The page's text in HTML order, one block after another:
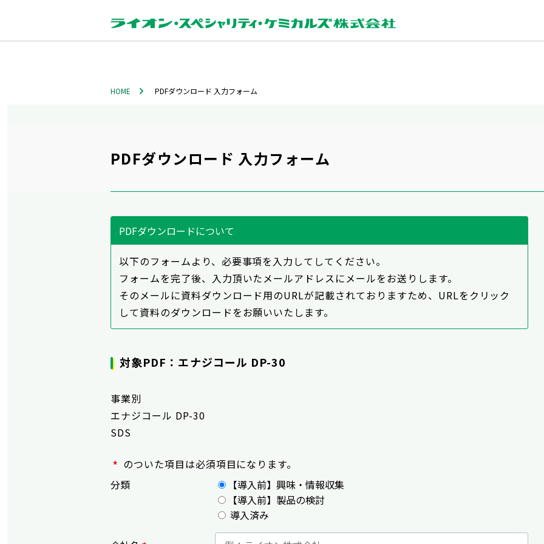
HOME PDFダウンロード 入力フォーム
PDFダウンロード 入力フォーム
PDFダウンロードについて
以下のフォームより、必要事項を入力してしてください。
フォームを完了後、入力頂いたメールアドレスにメールをお送りします。
そのメールに資料ダウンロード用のURLが記載されておりますため、URLをクリック
して資料のダウンロードをお願いいたします。
対象PDF：エナジコール DP-30
事業別
エナジコール DP-30
SDS
* のついた項目は必須項目になります。
分類
【導入前】興味・情報収集
【導入前】製品の検討
導入済み